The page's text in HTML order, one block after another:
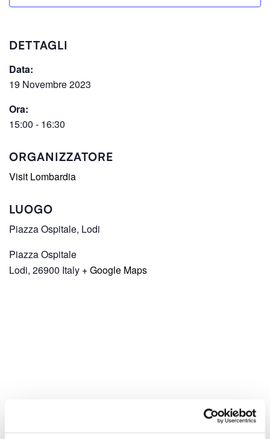
DETTAGLI
Data:
19 Novembre 2023
Ora:
15:00 - 16:30
ORGANIZZATORE
Visit Lombardia
LUOGO
Piazza Ospitale, Lodi
Piazza Ospitale
Lodi, 26900 Italy + Google Maps